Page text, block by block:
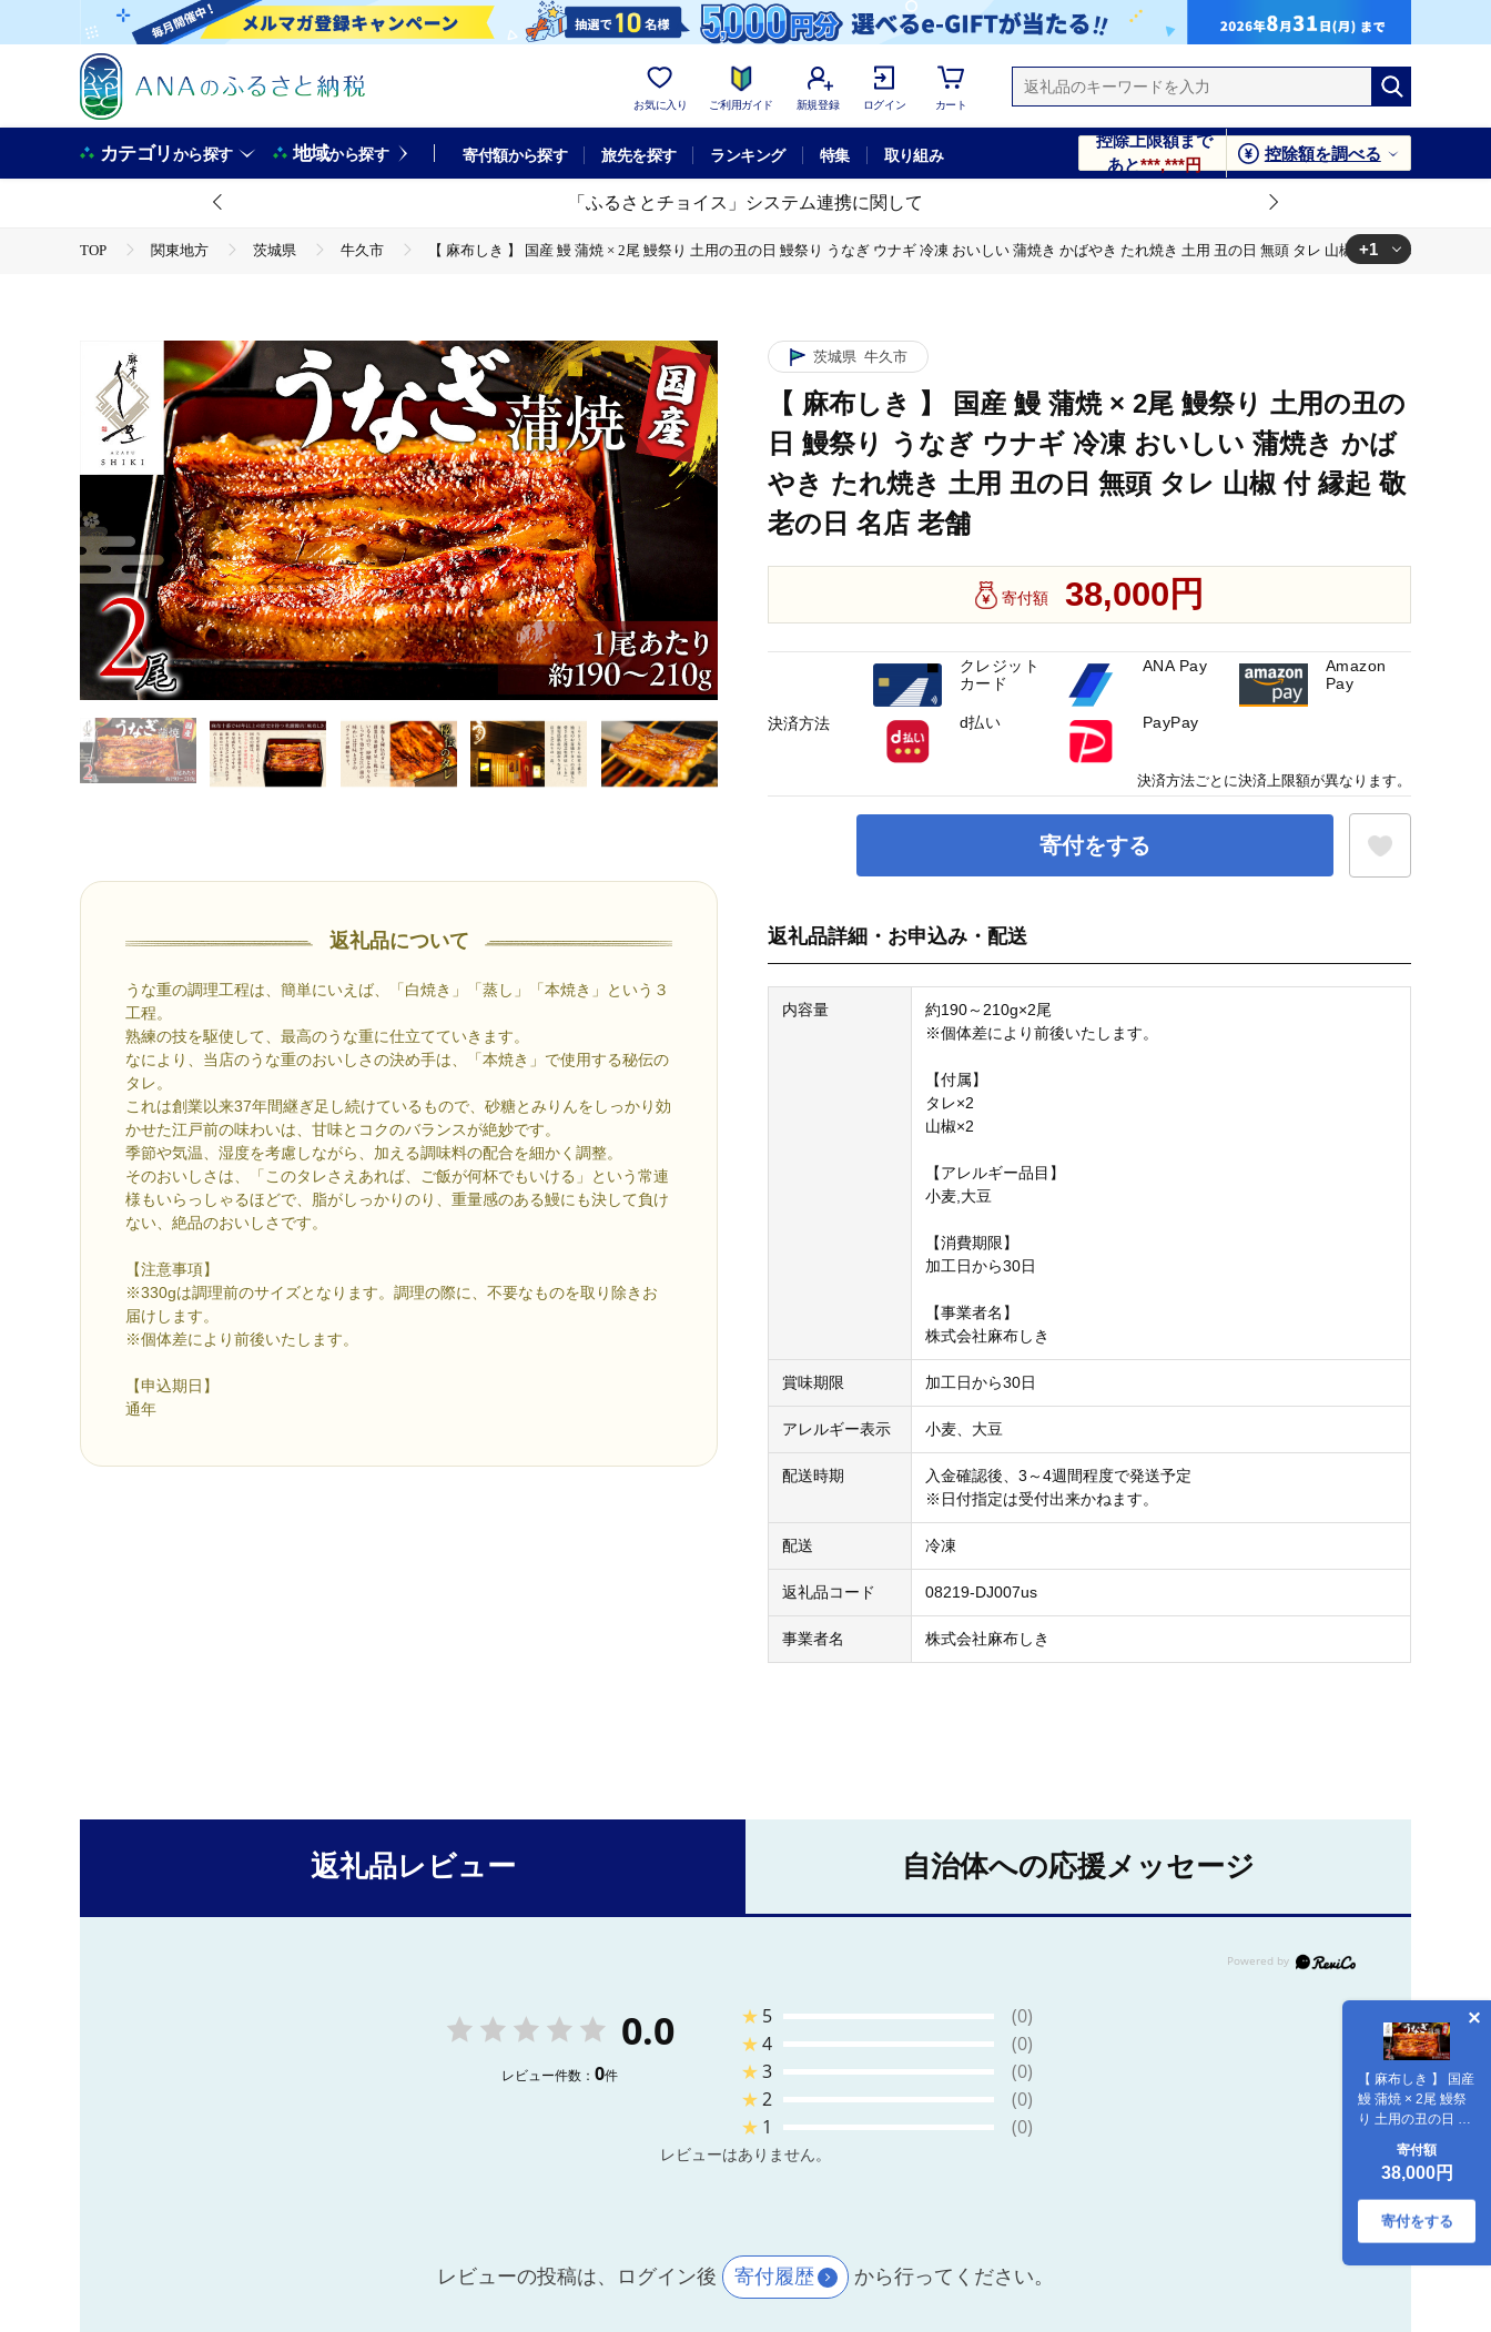
お気に入り ご利用ガイド 新規登録 ログイン カート
カテゴリから探す 地域から探す 寄付額から探す 旅先を探す ランキング 特集 取り組み
控除上限額まで
あと***,***円
控除額を調べる
「ふるさとチョイス」システム連携に関して
TOP 関東地方 茨城県 牛久市
【 麻布しき 】 国産 鰻 蒲焼 × 2尾 鰻祭り 土用の丑の日 鰻祭り うなぎ ウナギ 冷凍 おいしい 蒲焼き かばやき たれ焼き 土用 丑の日 無頭 タレ 山椒 付 縁起 敬老の日 名
+1
返礼品について
うな重の調理工程は、簡単にいえば、「白焼き」「蒸し」「本焼き」という３
工程。
熟練の技を駆使して、最高のうな重に仕立てていきます。
なにより、当店のうな重のおいしさの決め手は、「本焼き」で使用する秘伝の
タレ。
これは創業以来37年間継ぎ足し続けているもので、砂糖とみりんをしっかり効
かせた江戸前の味わいは、甘味とコクのバランスが絶妙です。
季節や気温、湿度を考慮しながら、加える調味料の配合を細かく調整。
そのおいしさは、「このタレさえあれば、ご飯が何杯でもいける」という常連
様もいらっしゃるほどで、脂がしっかりのり、重量感のある鰻にも決して負け
ない、絶品のおいしさです。
【注意事項】
※330gは調理前のサイズとなります。調理の際に、不要なものを取り除きお
届けします。
※個体差により前後いたします。
【申込期日】
通年
茨城県 牛久市
【 麻布しき 】 国産 鰻 蒲焼 × 2尾 鰻祭り 土用の丑の
日 鰻祭り うなぎ ウナギ 冷凍 おいしい 蒲焼き かば
やき たれ焼き 土用 丑の日 無頭 タレ 山椒 付 縁起 敬
老の日 名店 老舗
寄付額 38,000円
寄付をする
【 麻布しき 】 国産
鰻 蒲焼 × 2尾 鰻祭
り 土用の丑の日 鰻
冷凍 おいしい 蒲焼
き かばやき たれ焼
き 土用 丑の日 無頭
タレ 山椒 付 縁起
敬老の日 名店 老舗
寄付額
38,000円
寄付をする
返礼品詳細・お申込み・配送
内容量
約190～210g×2尾
※個体差により前後いたします。
【付属】
タレ×2
山椒×2
【アレルギー品目】
小麦,大豆
【消費期限】
加工日から30日
【事業者名】
株式会社麻布しき
賞味期限 加工日から30日
アレルギー表示 小麦、大豆
配送時期
入金確認後、3～4週間程度で発送予定
※日付指定は受付出来かねます。
配送 冷凍
返礼品コード 08219-DJ007us
事業者名 株式会社麻布しき
決済方法
クレジット
カード
ANA Pay
Amazon
Pay
d払い PayPay
決済方法ごとに決済上限額が異なります。
返礼品レビュー 自治体への応援メッセージ
0.0
レビュー件数： 0件
★ 5
(0)
★4
(0)
★3
(0)
★2
(0)
★ 1 (0)
レビューはありません。
レビューの投稿は、ログイン後 寄付履歴 から行ってください。